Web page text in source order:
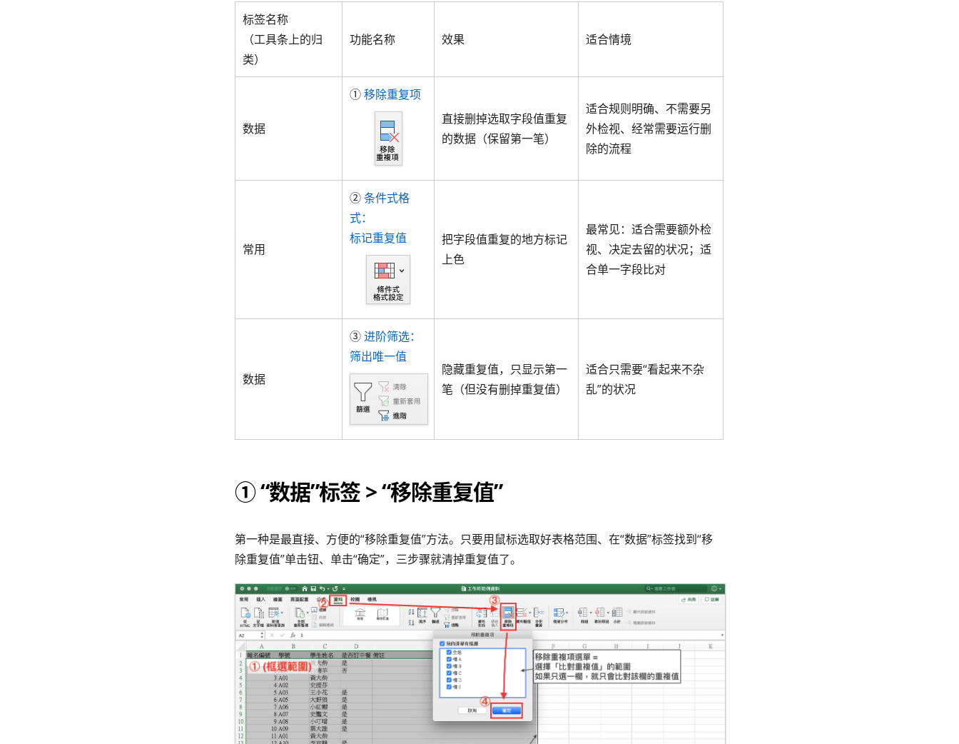
标签名称
（工具条上的归
类）
功能名称 效果 适合情境
数据
①移除重复项
直接删掉选取字段值重复
的数据（保留第一笔）
适合规则明确、不需要另
外检视、经常需要运行删
除的流程
常用
②条件式格
式：
标记重复值
把字段值重复的地方标记
上色
最常见：适合需要额外检
视、决定去留的状况；适
合单一字段比对
数据
③进阶筛选：
筛出唯一值
隐藏重复值，只显示第一
笔（但没有删掉重复值）
适合只需要“看起来不杂
乱”的状况
① “数据”标签 > “移除重复值”
第一种是最直接、方便的“移除重复值”方法。只要用鼠标选取好表格范围、在“数据”标签找到“移
除重复值”单击钮、单击“确定”，三步骤就清掉重复值了。